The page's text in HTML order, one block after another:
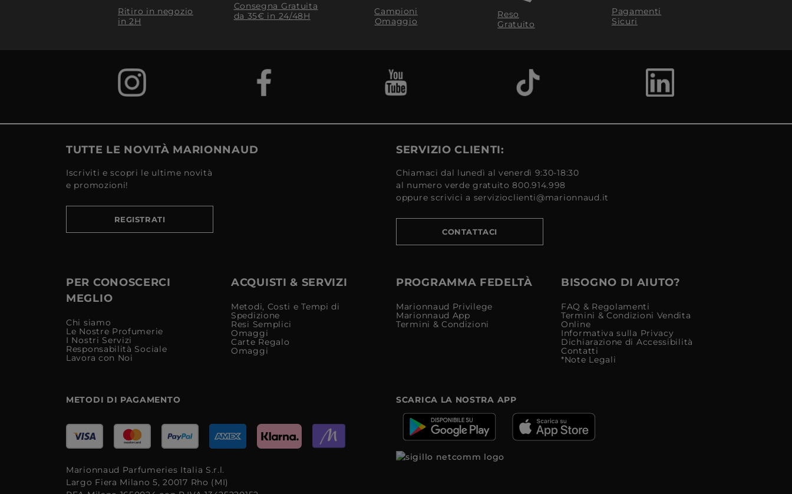
Ritiro in negozio
in 2H
Consegna Gratuita
da 35€​ in 24/48H
Campioni
Omaggio
Reso
Gratuito
Pagamenti
Sicuri
TUTTE LE NOVITÀ MARIONNAUD
Iscriviti e scopri le ultime novità
e promozioni!
REGISTRATI
SERVIZIO CLIENTI:
Chiamaci dal lunedì al venerdì 9:30-18:30
al numero verde gratuito 800.914.998
oppure scrivici a servizioclienti@marionnaud.it
CONTATTACI
PER CONOSCERCI
MEGLIO
Chi siamo
Le Nostre Profumerie
I Nostri Servizi
Responsabilità Sociale
Lavora con Noi
ACQUISTI & SERVIZI
Metodi, Costi e Tempi di
Spedizione
Resi Semplici
Omaggi
Carte Regalo
Omaggi
PROGRAMMA FEDELTÀ
Marionnaud Privilege
Marionnaud App
Termini & Condizioni
BISOGNO DI AIUTO?
FAQ & Regolamenti
Termini & Condizioni Vendita
Online
Informativa sulla Privacy
Dichiarazione di Accessibilità
Contatti
*Note Legali
METODI DI PAGAMENTO
Marionnaud Parfumeries Italia S.r.l.
Largo Fiera Milano 5, 20017 Rho (MI)
SCARICA LA NOSTRA APP